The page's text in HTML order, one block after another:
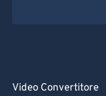
Video Convertitore